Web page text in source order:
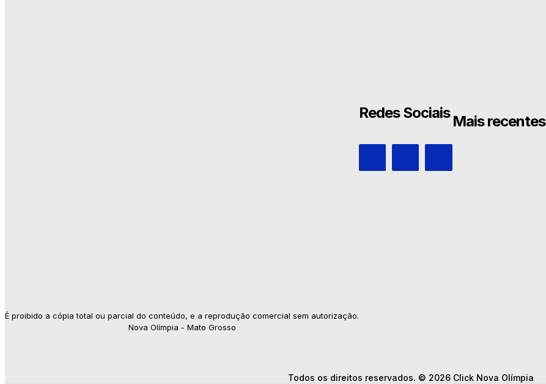
É proibido a cópia total ou parcial do conteúdo, e a reprodução comercial sem autorização.
Nova Olímpia - Mato Grosso
Redes Sociais Mais recentes
Todos os direitos reservados. © 2026 Click Nova Olímpia